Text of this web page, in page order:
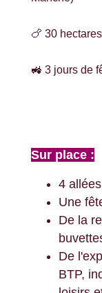
🍗 30
🚜 3 jours de
Sur place :
4
Une
De la
De
BTP,